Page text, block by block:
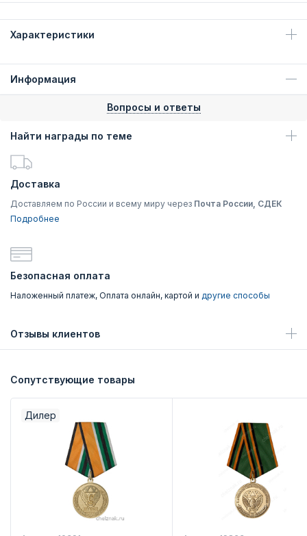
Характеристики
Информация
Вопросы и ответы
Найти награды по теме
Доставка
Доставляем по России и всему миру через Почта России, СДЕК
Подробнее
Безопасная оплата
Наложенный платеж, Оплата онлайн, картой и другие способы
Отзывы клиентов
Сопутствующие товары
Дилер